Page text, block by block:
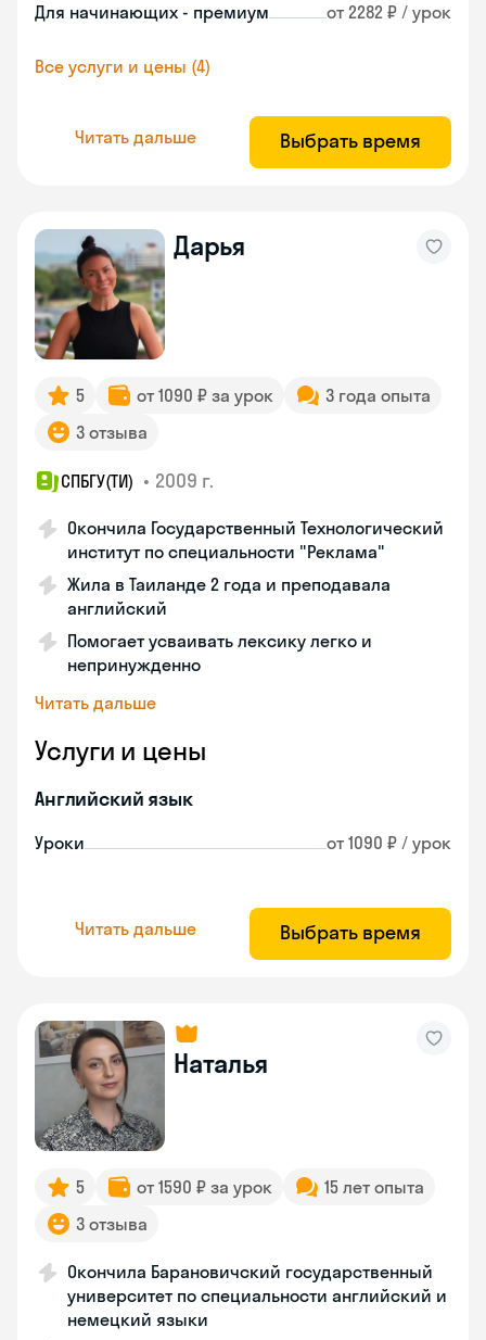
Для начинающих - премиум от 2282 ₽ / урок
Все услуги и цены (4)
Читать дальше Выбрать время
Дарья
5 от 1090 ₽ за урок
3 года опыта
3 отзыва
СПБГУ(ТИ) • 2009 г.
Окончила Государственный Технологический
институт по специальности "Реклама"
Жила в Таиланде 2 года и преподавала
английский
Помогает усваивать лексику легко и
непринужденно
Читать дальше
Услуги и цены
Английский язык
Уроки от 1090 ₽ / урок
Читать дальше Выбрать время
Наталья
5 от 1590 ₽ за урок
15 лет опыта
3 отзыва
Окончила Барановичский государственный
университет по специальности английский и
немецкий языки